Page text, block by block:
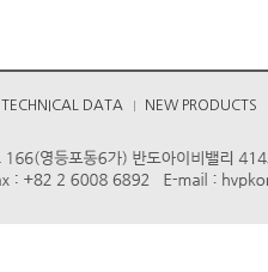
TECHNICAL DATA NEW PRODUCTS